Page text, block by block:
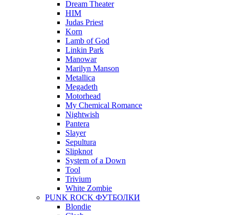
Dream Theater
HIM
Judas Priest
Korn
Lamb of God
Linkin Park
Manowar
Marilyn Manson
Metallica
Megadeth
Motorhead
My Chemical Romance
Nightwish
Pantera
Slayer
Sepultura
Slipknot
System of a Down
Tool
Trivium
White Zombie
PUNK ROCK ФУТБОЛКИ
Blondie